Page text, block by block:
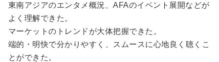
東南アジアのエンタメ概況、AFAのイベント展開などが
よく理解できた。
マーケットのトレンドが大体把握できた。
端的・明快で分かりやすく、スムースに心地良く聴くこ
とができた。